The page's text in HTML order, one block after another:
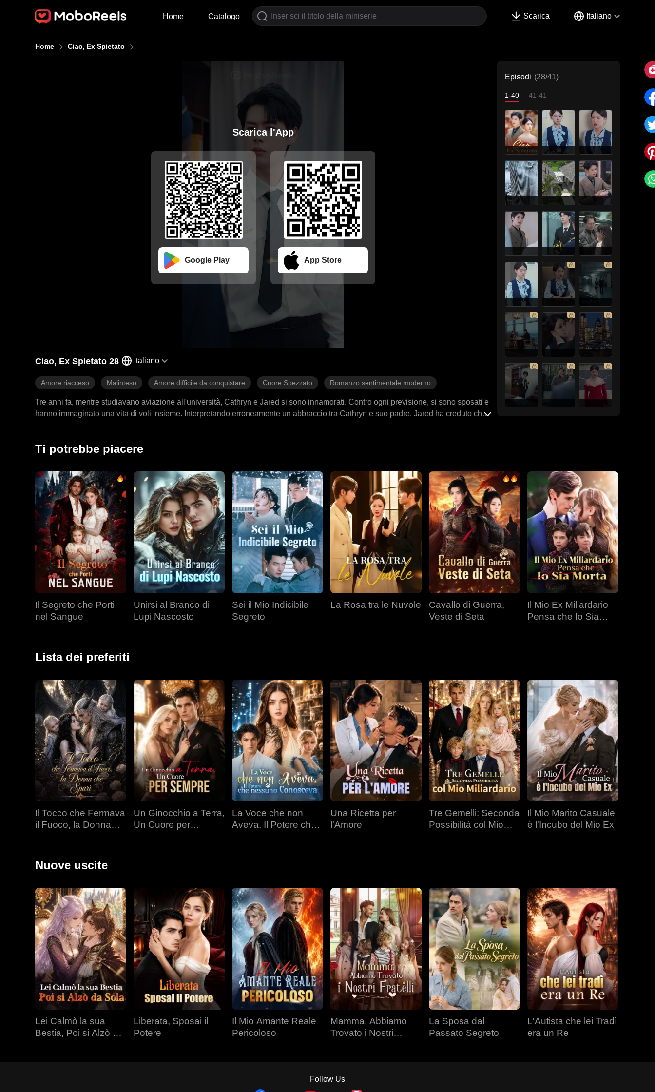
Home Catalogo Scarica Italiano
Home Ciao, Ex Spietato
Scarica l'App
Google Play App Store
Ciao, Ex Spietato 28 Italiano
Amore riacceso Malinteso Amore difficile da conquistare Cuore Spezzato Romanzo sentimentale moderno
Tre anni fa, mentre studiavano aviazione all'università, Cathryn e Jared si sono innamorati. Contro ogni previsione, si sono sposati e
hanno immaginato una vita di voli insieme. Interpretando erroneamente un abbraccio tra Cathryn e suo padre, Jared ha creduto che
Episodi (28/41)
1-40 41-41
Ti potrebbe piacere
Il Segreto che Porti
nel Sangue
Unirsi al Branco di
Lupi Nascosto
Sei il Mio Indicibile
Segreto
La Rosa tra le Nuvole
Cavallo di Guerra,
Veste di Seta
Il Mio Ex Miliardario
Pensa che Io Sia
Lista dei preferiti
Il Tocco che Fermava
il Fuoco, la Donna
Un Ginocchio a Terra,
Un Cuore per
La Voce che non
Aveva, Il Potere che
Una Ricetta per
l'Amore
Tre Gemelli: Seconda
Possibilità col Mio
Il Mio Marito Casuale
è l'Incubo del Mio Ex
Nuove uscite
Lei Calmò la sua
Bestia, Poi si Alzò da
Liberata, Sposai il
Potere
Il Mio Amante Reale
Pericoloso
Mamma, Abbiamo
Trovato i Nostri
La Sposa dal
Passato Segreto
L'Autista che lei Tradì
era un Re
Follow Us